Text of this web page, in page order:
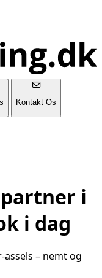
Kontakt Os
i
i dag
assels – nemt og